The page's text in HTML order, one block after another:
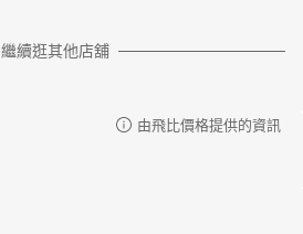
繼續逛其他店舖
由飛比價格提供的資訊